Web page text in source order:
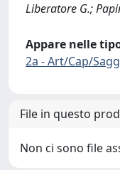
Liberatore G.;
Appare nelle
2a - Art/Cap/
File in questo
Non ci sono file